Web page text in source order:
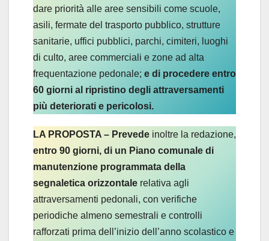
dare priorità alle aree sensibili come scuole,
asili, fermate del trasporto pubblico, strutture
sanitarie, uffici pubblici, parchi, cimiteri, luoghi
di culto, aree commerciali e zone ad alta
frequentazione pedonale; e di procedere entro
60 giorni al ripristino degli attraversamenti
più deteriorati e pericolosi.
LA PROPOSTA – Prevede inoltre la redazione,
entro 90 giorni, di un Piano comunale di
manutenzione programmata della
segnaletica orizzontale relativa agli
attraversamenti pedonali, con verifiche
periodiche almeno semestrali e controlli
rafforzati prima dell’inizio dell’anno scolastico e